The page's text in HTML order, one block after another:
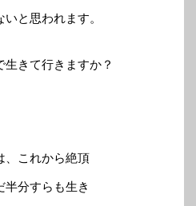
と思われます。
きて行きますか？
、これから絶頂
半分すらも生き